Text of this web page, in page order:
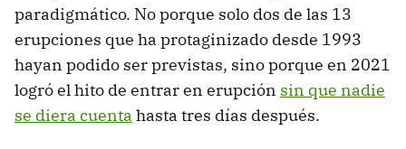
paradigmático. No porque solo dos de las 13
erupciones que ha protaginizado desde 1993
hayan podido ser previstas, sino porque en 2021
logró el hito de entrar en erupción sin que nadie
se diera cuenta hasta tres días después.